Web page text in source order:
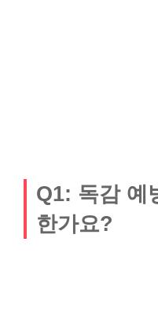
Q1: 독감 예
한가요?